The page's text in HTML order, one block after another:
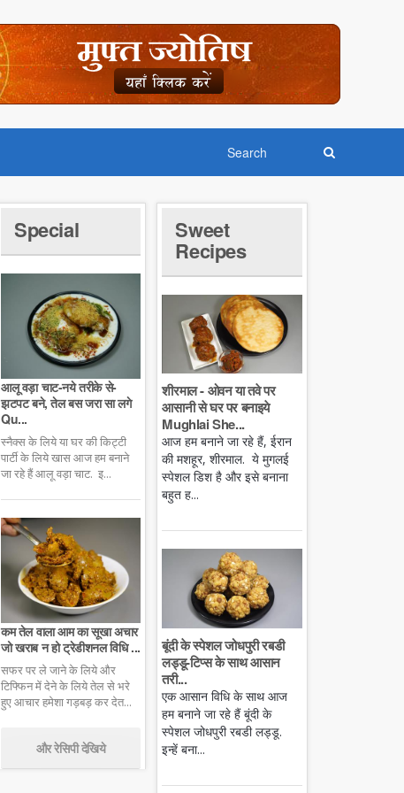
Special
आलू वड़ा चाट-नये तरीके से-
झटपट बने, तेल बस जरा सा लगे
Qu...
स्नैक्स के लिये या घर की किट्टी
पार्टी के लिये खास आज हम बनाने
जा रहे हैं आलू वड़ा चाट. इ...
कम तेल वाला आम का सूखा अचार
जो खराब न हो ट्रेडीशनल विधि ...
सफर पर ले जाने के लिये और
टिफ्फिन में देने के लिये तेल से भरे
हुए आचार हमेशा गड़बड़ कर देत...
और रेसिपी देखिये
Sweet
Recipes
शीरमाल - ओवन या तवे पर
आसानी से घर पर बनाइये
Mughlai She...
आज हम बनाने जा रहे हैं, ईरान
की मशहूर, शीरमाल. ये मुगलई
स्पेशल डिश है और इसे बनाना
बहुत ह...
बूंदी के स्पेशल जोधपुरी रबडी
लड्डू-टिप्स के साथ आसान
तरी...
एक आसान विधि के साथ आज
हम बनाने जा रहे हैं बूंदी के
स्पेशल जोधपुरी रबडी लड्डू.
इन्हें बना...